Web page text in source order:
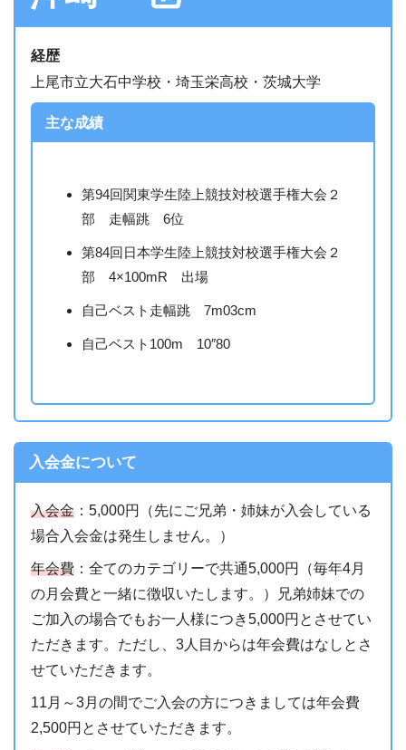
経歴
上尾市立大石中学校・埼玉栄高校・茨城大学
主な成績
第94回関東学生陸上競技対校選手権大会２
部 走幅跳 6位
第84回日本学生陸上競技対校選手権大会２
部 4×100mR 出場
自己ベスト走幅跳 7m03cm
自己ベスト100m 10″80
入会金について
入会金 ：5,000円（先にご兄弟・姉妹が入会している
場合入会金は発生しません。）
年会費 ：全てのカテゴリーで共通5,000円（毎年4月
の月会費と一緒に徴収いたします。）兄弟姉妹での
ご加入の場合でもお一人様につき5,000円とさせてい
ただきます。ただし、3人目からは年会費はなしとさ
せていただきます。
11月～3月の間でご入会の方につきましては年会費
2,500円とさせていただきます。